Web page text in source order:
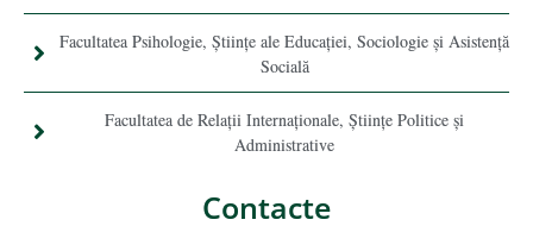
Facultatea Psihologie, Ştiinţe ale Educaţiei, Sociologie și Asistență
Socială
Facultatea de Relaţii Internaţionale, Ştiinţe Politice şi
Administrative
Contacte